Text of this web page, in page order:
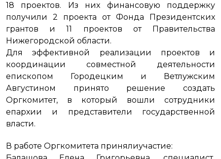
18 проектов. Из них финансовую поддержку
получили 2 проекта от Фонда Президентских
грантов и 11 проектов от Правительства
Нижегородской области.
Для эффективной реализации проектов и
координации совместной деятельности
епископом Городецким и Ветлужским
Августином принято решение создать
Оргкомитет, в который вошли сотрудники
епархии и представители государственной
власти.
В работе Оргкомитета принялиучастие: